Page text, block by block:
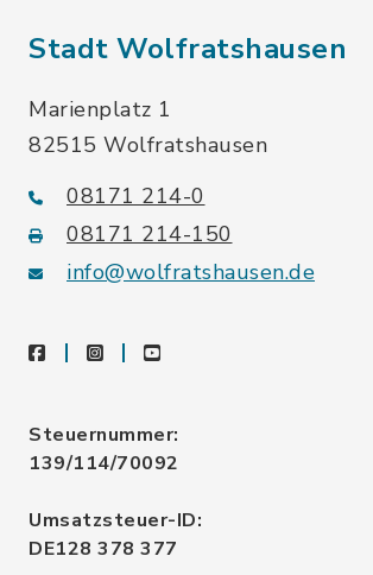
Stadt Wolfratshausen
Marienplatz 1
82515 Wolfratshausen
08171 214-0
08171 214-150
info@wolfratshausen.de
facebookinstagramyoutube
Steuernummer:
139/114/70092
Umsatzsteuer-ID:
DE128 378 377